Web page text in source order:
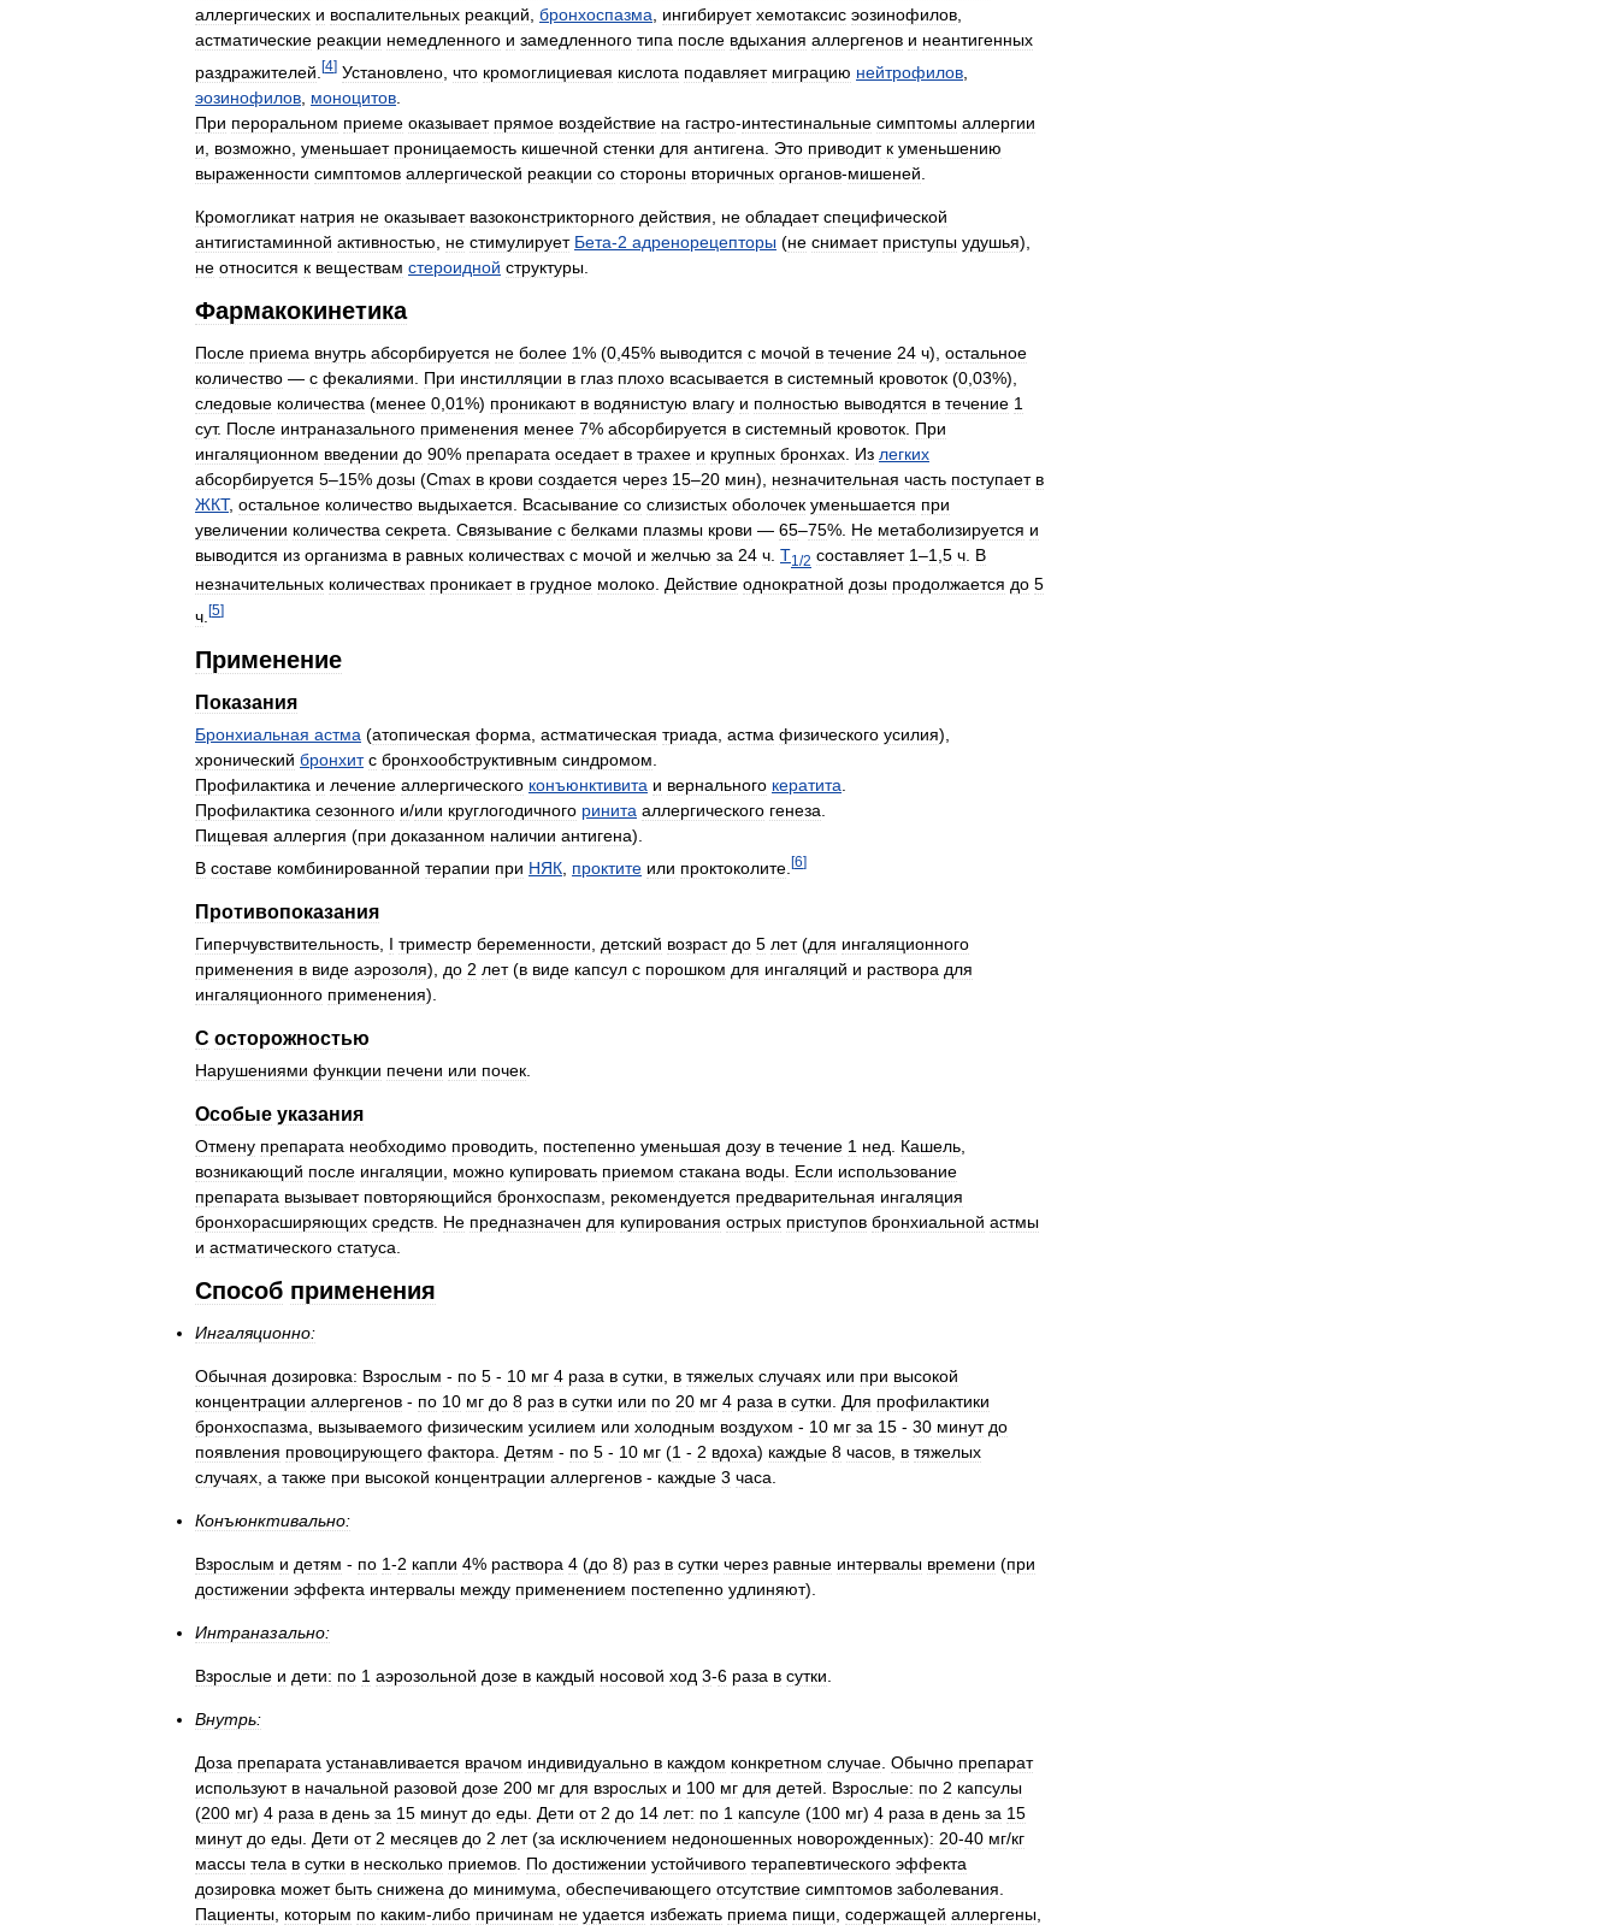
аллергических и воспалительных реакций бронхоспазма ингибирует хемотаксис эозинофилов
астматические реакции немедленного и замедленного типа после вдыхания аллергенов и неантигенных
раздражителей [4] Установлено что кромоглициевая кислота подавляет миграцию нейтрофилов
эозинофилов моноцитов
При пероральном приеме оказывает прямое воздействие на гастро-интестинальные симптомы аллергии
и
возможно уменьшает проницаемость кишечной стенки для антигена Это приводит к уменьшению
выраженности симптомов аллергической реакции со стороны вторичных органов-мишеней
Кромогликат натрия не оказывает вазоконстрикторного действия не обладает специфической
антигистаминной активностью не стимулирует Бета-2 адренорецепторы (не снимает приступы удушья),
не относится к веществам стероидной структуры
Фармакокинетика
После приема внутрь абсорбируется не более 1% (0 45% выводится с мочой в течение 24 ч), остальное
количество — с фекалиями При инстилляции в глаз плохо всасывается в системный кровоток (0 03%),
следовые количества (менее 0 01%) проникают в водянистую влагу и полностью выводятся в течение 1
сут. После интраназального применения менее 7% абсорбируется в системный кровоток При
ингаляционном введении до 90% препарата оседает в трахее и крупных бронхах Из легких
абсорбируется 5–15% дозы (Cmax в крови создается через 15–20 мин), незначительная часть поступает в
ЖКТ, остальное количество выдыхается Всасывание со слизистых оболочек уменьшается при
увеличении количества секрета Связывание с белками плазмы крови — 65–75%. Не метаболизируется и
выводится из организма в равных количествах с мочой и желчью за 24 ч T1 /2 составляет 1–1 5 ч В
незначительных количествах проникает в грудное молоко. Действие однократной дозы продолжается до 5
ч [5]
Применение
Показания
Бронхиальная астма (атопическая форма астматическая триада астма физического усилия),
хронический бронхит с бронхообструктивным синдромом
Профилактика и лечение аллергического конъюнктивита и вернального кератита
Профилактика сезонного и/или круглогодичного ринита аллергического генеза
Пищевая аллергия (при доказанном наличии антигена).
В составе комбинированной терапии при НЯК проктите или проктоколите [6]
Противопоказания
Гиперчувствительность I триместр беременности детский возраст до 5 лет(для ингаляционного
применения в виде аэрозоля), до 2 лет(в виде капсул с порошком для ингаляций и раствора для
ингаляционного применения).
С осторожностью
Нарушениями функции печени или почек
Особые указания
Отмену препарата необходимо проводить постепенно уменьшая дозу в течение 1 нед Кашель
возникающий после ингаляции можно купировать приемом стакана воды Если использование
препарата вызывает повторяющийся бронхоспазм рекомендуется предварительная ингаляция
бронхорасширяющих средств Не предназначен для купирования острых приступов бронхиальной астмы
и астматического статуса
Способ применения
Ингаляционно:
Обычная дозировка: Взрослым - по 5 - 10 мг 4 раза в сутки в тяжелых случаях или при высокой
концентрации аллергенов - по 10 мг до 8 раз в сутки или по 20 мг 4 раза в сутки Для профилактики
бронхоспазма
вызываемого физическим усилием или холодным воздухом - 10 мг за 15 - 30 минут до
появления провоцирующего фактора Детям - по 5 - 10 мг (1 - 2 вдоха) каждые 8 часов в тяжелых
случаях а также при высокой концентрации аллергенов - каждые 3 часа
Конъюнктивально:
Взрослым и детям - по 1-2 капли 4% раствора 4 (до 8) раз в сутки через равные интервалы времени (при
достижении эффекта интервалы между применением постепенно удлиняют).
Интраназально:
Взрослые и дети: по 1 аэрозольной дозе в каждый носовой ход 3-6 раза в сутки
Внутрь:
Доза препарата устанавливается врачом индивидуально в каждом конкретном случае Обычно препарат
используют в начальной разовой дозе 200 мг для взрослых и 100 мг для детей Взрослые: по 2 капсулы
(200 мг) 4 раза в день за 15 минут до еды Дети от 2 до 14 лет: по 1 капсуле (100 мг) 4 раза в день за 15
минут до еды Дети от 2 месяцев до 2 лет(за исключением недоношенных новорожденных): 20-40 мг/кг
массы тела в сутки в несколько приемов По достижении устойчивого терапевтического эффекта
дозировка может быть снижена до минимума обеспечивающего отсутствие симптомов заболевания
Пациенты которым по каким-либо причинам не удается избежать приема пищи содержащей аллергены